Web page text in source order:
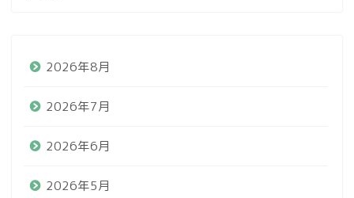
2026年8月
2026年7月
2026年6月
2026年5月